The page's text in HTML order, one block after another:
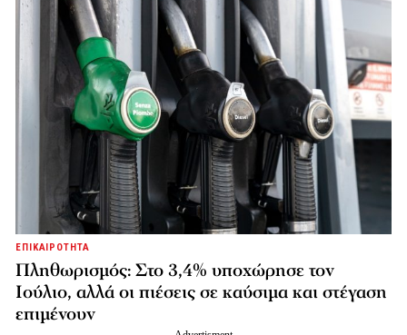
ΕΠΙΚΑΙΡΟΤΗΤΑ
Πληθωρισμός: Στο 3,4% υποχώρησε τον
Ιούλιο, αλλά οι πιέσεις σε καύσιμα και στέγαση
επιμένουν